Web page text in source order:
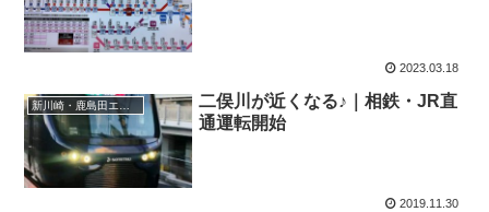
2023.03.18
新川崎・鹿島田エリア
二俣川が近くなる♪｜相鉄・JR直
通運転開始
2019.11.30